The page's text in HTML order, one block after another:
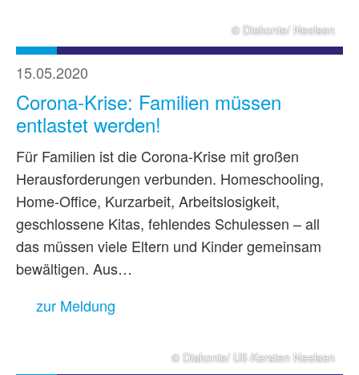
© Diakonie/ Neelsen
15.05.2020
Corona-Krise: Familien müssen
entlastet werden!
Für Familien ist die Corona-Krise mit großen
Herausforderungen verbunden. Homeschooling,
Home-Office, Kurzarbeit, Arbeitslosigkeit,
geschlossene Kitas, fehlendes Schulessen – all
das müssen viele Eltern und Kinder gemeinsam
bewältigen. Aus…
zur Meldung
© Diakonie/ Ulf-Kersten Neelsen